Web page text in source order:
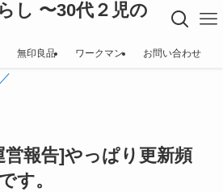
し 〜30代２児の
無印良品 ワークマン お問い合わせ
営報告]やっぱり更新頻
す。